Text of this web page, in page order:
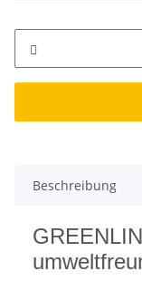
Beschreibung